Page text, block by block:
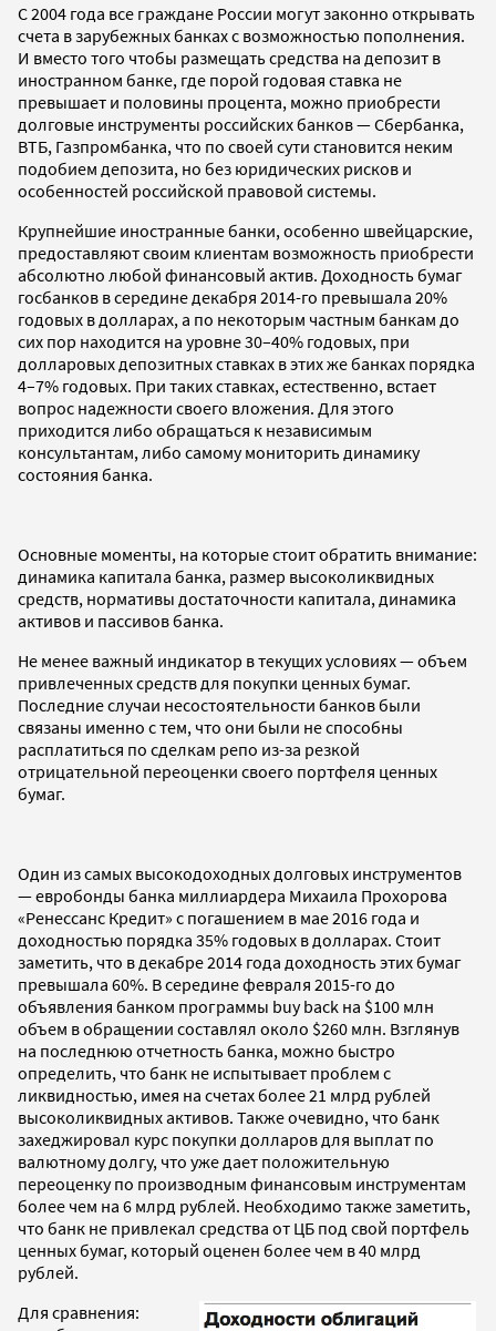
С 2004 года все граждане России могут законно открывать
счета в зарубежных банках с возможностью пополнения.
И вместо того чтобы размещать средства на депозит в
иностранном банке, где порой годовая ставка не
превышает и половины процента, можно приобрести
долговые инструменты российских банков — Сбербанка,
ВТБ, Газпромбанка, что по своей сути становится неким
подобием депозита, но без юридических рисков и
особенностей российской правовой системы.
Крупнейшие иностранные банки, особенно швейцарские,
предоставляют своим клиентам возможность приобрести
абсолютно любой финансовый актив. Доходность бумаг
госбанков в середине декабря 2014-го превышала 20%
годовых в долларах, а по некоторым частным банкам до
сих пор находится на уровне 30–40% годовых, при
долларовых депозитных ставках в этих же банках порядка
4–7% годовых. При таких ставках, естественно, встает
вопрос надежности своего вложения. Для этого
приходится либо обращаться к независимым
консультантам, либо самому мониторить динамику
состояния банка.
Основные моменты, на которые стоит обратить внимание:
динамика капитала банка, размер высоколиквидных
средств, нормативы достаточности капитала, динамика
активов и пассивов банка.
Не менее важный индикатор в текущих условиях — объем
привлеченных средств для покупки ценных бумаг.
Последние случаи несостоятельности банков были
связаны именно с тем, что они были не способны
расплатиться по сделкам репо из-за резкой
отрицательной переоценки своего портфеля ценных
бумаг.
Один из самых высокодоходных долговых инструментов
— евробонды банка миллиардера Михаила Прохорова
«Ренессанс Кредит» с погашением в мае 2016 года и
доходностью порядка 35% годовых в долларах. Стоит
заметить, что в декабре 2014 года доходность этих бумаг
превышала 60%. В середине февраля 2015-го до
объявления банком программы buy back на $100 млн
объем в обращении составлял около $260 млн. Взглянув
на последнюю отчетность банка, можно быстро
определить, что банк не испытывает проблем с
ликвидностью, имея на счетах более 21 млрд рублей
высоколиквидных активов. Также очевидно, что банк
захеджировал курс покупки долларов для выплат по
валютному долгу, что уже дает положительную
переоценку по производным финансовым инструментам
более чем на 6 млрд рублей. Необходимо также заметить,
что банк не привлекал средства от ЦБ под свой портфель
ценных бумаг, который оценен более чем в 40 млрд
рублей.
Для сравнения: